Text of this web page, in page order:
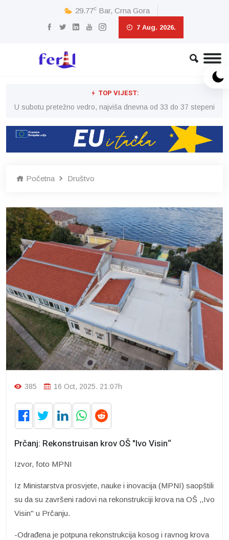
29.77c Bar, Crna Gora
7 Aug. 2026.
TOP VIJEST:
U subotu pretežno vedro, najviša dnevna od 33 do 37 stepeni
Početna Društvo
385 16 Oct, 2025. 21:07h
Prčanj: Rekonstruisan krov OŠ "Ivo Visin“
Izvor, foto MPNI
Iz Ministarstva prosvjete, nauke i inovacija (MPNI) saopštili
su da su završeni radovi na rekonstrukciji krova na OŠ ,,Ivo
Visin" u Prčanju.
-Odrađena je potpuna rekonstrukcija kosog i ravnog krova